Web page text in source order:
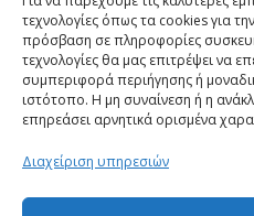
τεχνολογίες όπως τα cookies για
πρόσβαση σε πληροφορίες
τεχνολογίες θα μας επιτρέψει να
συμπεριφορά περιήγησης ή
ιστότοπο. Η μη συναίνεση ή η
επηρεάσει αρνητικά ορισμένα
Διαχείριση υπηρεσιών
we make complex
ΣΤΕΙΛΕ ΤΟ